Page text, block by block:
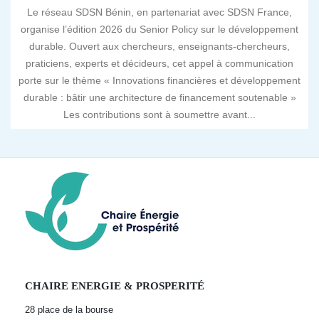
Le réseau SDSN Bénin, en partenariat avec SDSN France,
organise l’édition 2026 du Senior Policy sur le développement
durable. Ouvert aux chercheurs, enseignants-chercheurs,
praticiens, experts et décideurs, cet appel à communication
porte sur le thème « Innovations financières et développement
durable : bâtir une architecture de financement soutenable »
Les contributions sont à soumettre avant...
CHAIRE ENERGIE & PROSPERITÉ
28 place de la bourse